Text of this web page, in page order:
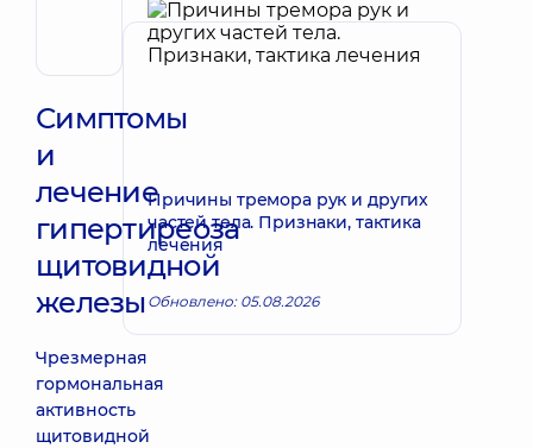
Хирург
эндоваскулярный
Симптомы
и
лечение
гипертиреоза
щитовидной
железы
Чрезмерная
гормональная
активность
щитовидной
Причины тремора рук и других
частей тела. Признаки, тактика
лечения
Обновлено: 05.08.2026